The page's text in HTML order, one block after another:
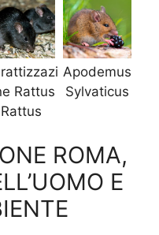
Rattus
Rattus
Apodemus
Sylvaticus
ROMA,
E